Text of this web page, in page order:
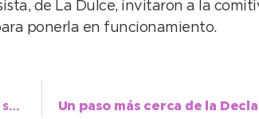
de La Dulce, invitaron a la
ponerla en funcionamiento.
Rampas más accesibles como muestra de la remodelación que se hará en el microcentro